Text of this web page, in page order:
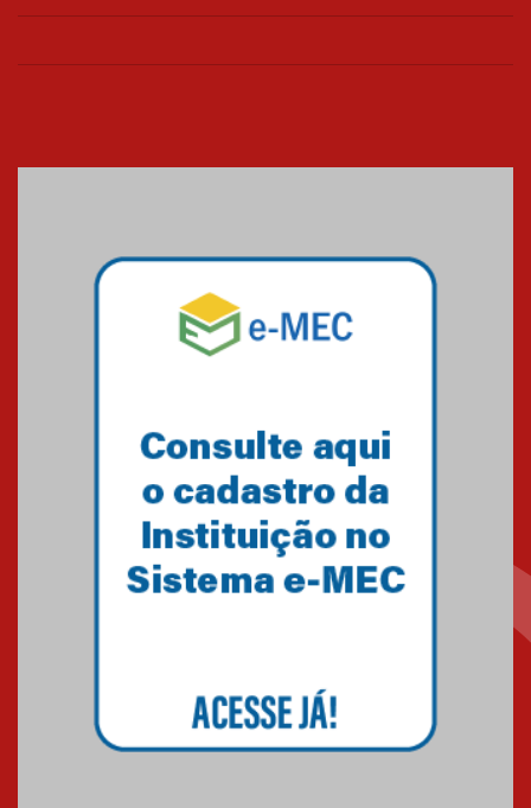
Mackenzie mobiliza campanha
solidária para apoiar famílias em
Minas Gerais
Primeiro culto do ano ressalta o
27.02.2026